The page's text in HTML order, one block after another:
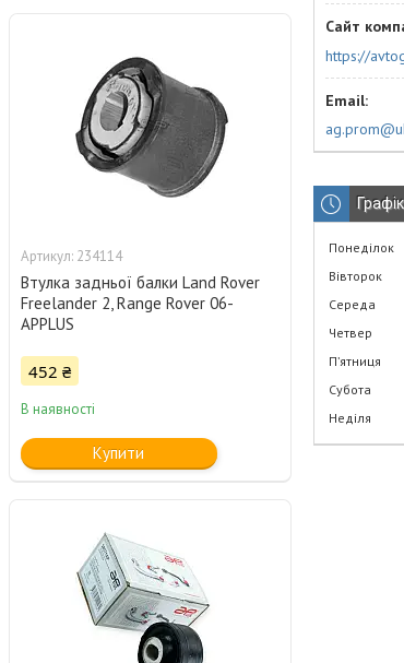
234114
Втулка задньої балки Land Rover
Freelander 2, Range Rover 06-
APPLUS
452 ₴
В наявності
Купити
https://
Понеділок
Вівторок
Середа
Четвер
Пʼятниця
Субота
Неділя